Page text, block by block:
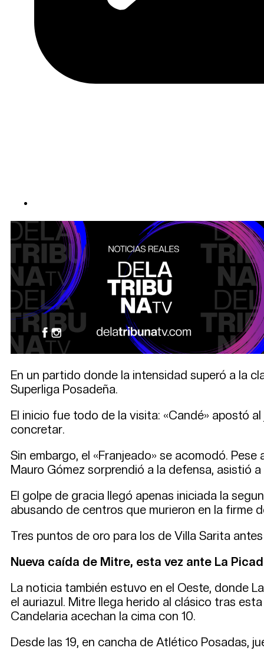
En un partido donde la intensidad superó a la
Superliga Posadeña.
El inicio fue todo de la visita: «Candé» apostó
concretar.
Sin embargo, el «Franjeado» se acomodó.
Mauro Gómez sorprendió a la defensa, asistió
El golpe de gracia llegó apenas iniciada la
abusando de centros que murieron en la firme
Tres puntos de oro para los de Villa Sarita
Nueva caída de Mitre, esta vez ante La
La noticia también estuvo en el Oeste, donde
el auriazul. Mitre llega herido al clásico tras
Candelaria acechan la cima con 10.
Desde las 19, en cancha de Atlético Posadas,